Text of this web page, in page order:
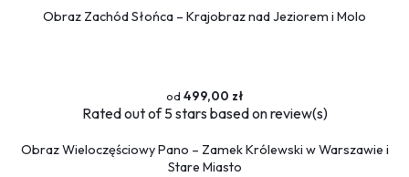
Obraz Zachód Słońca – Krajobraz nad Jeziorem i Molo
499,00 zł
Ratedout of 5 stars based onreview(s)
Obraz Wieloczęściowy Pano – Zamek Królewski w Warszawie i
Stare Miasto